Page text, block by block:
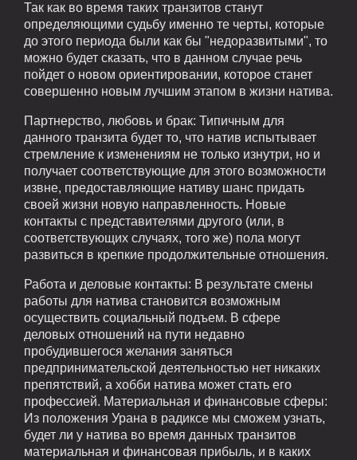
Так как во время таких транзитов станут
определяющими судьбу именно те черты, которые
до этого периода были как бы "недоразвитыми", то
можно будет сказать, что в данном случае речь
пойдет о новом ориентировании, которое станет
совершенно новым лучшим этапом в жизни натива.
Партнерство, любовь и брак: Типичным для
данного транзита будет то, что натив испытывает
стремление к изменениям не только изнутри, но и
получает соответствующие для этого возможности
извне, предоставляющие нативу шанс придать
своей жизни новую направленность. Новые
контакты с представителями другого (или, в
соответствующих случаях, того же) пола могут
развиться в крепкие продолжительные отношения.
Работа и деловые контакты: В результате смены
работы для натива становится возможным
осуществить социальный подъем. В сфере
деловых отношений на пути недавно
пробудившегося желания заняться
предпринимательской деятельностью нет никаких
препятствий, а хобби натива может стать его
профессией. Материальная и финансовые сферы:
Из положения Урана в радиксе мы сможем узнать,
будет ли у натива во время данных транзитов
материальная и финансовая прибыль, и в каких